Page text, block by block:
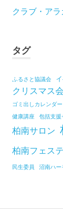
クラブ・アラ
タグ
ふるさと協議会
クリスマス会
ゴミ出しカレンダー
健康講座 包括支援
柏南サロン
柏南フェス
民生委員
沼南ハ